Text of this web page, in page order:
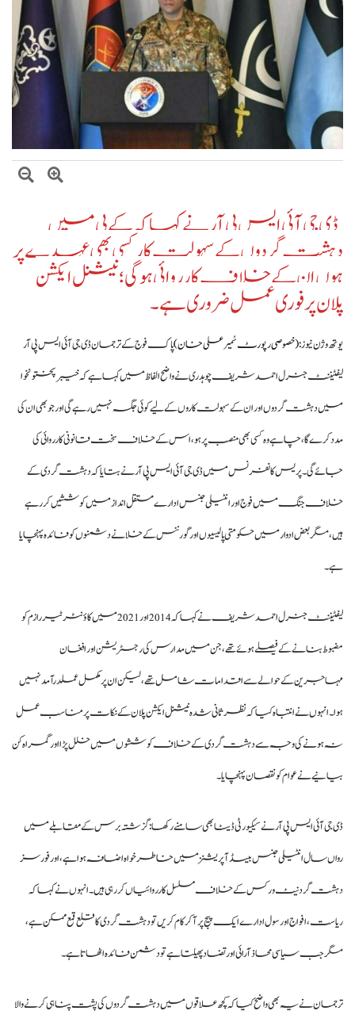
حکومت کا پیٹرولیم مصنوعات کی قیمتوں میں کمی کا اعلان اطلاق 7 اگست سے ہوگا
ڈی جی آئی ایس پی آر نے کہا کہ کے پی میں
دہشت گردوں کے سہولت کار کسی بھی عہدے پر
ہوں ان کے خلاف کارروائی ہوگی؛ نیشنل ایکشن
پلان پر فوری عمل ضروری ہے۔
یو‌ تھ وژن نیوز:( خصوصی رپورٹ سُمیر علی خان )پاک فوج کے ترجمان ڈی جی آئی ایس پی آر
لیفٹیننٹ جنرل احمد شریف چوہدری نے واضح الفاظ میں کہا ہے کہ خیبرپختونخوا
میں دہشت گردوں اور ان کے سہولت کاروں کے لیے کوئی جگہ نہیں رہے گی اور جو بھی ان کی
مدد کرے گا، چاہے وہ کسی بھی منصب پر ہو، اس کے خلاف سخت قانونی کارروائی کی
جائے گی۔ پریس کانفرنس میں ڈی جی آئی ایس پی آر نے بتایا کہ دہشت گردی کے
خلاف جنگ میں فوج اور انٹیلی جنس ادارے مستقل انداز میں کوششیں کر رہے
ہیں، مگر بعض ادوار میں حکومتی پالیسیوں اور گورننس کے خلا نے دشمنوں کو فائدہ پہنچایا
ہے۔
لیفٹیننٹ جنرل احمد شریف نے کہا کہ 2014 اور 2021 میں کاؤنٹر ٹیررازم کو
مضبوط بنانے کے فیصلے ہوئے تھے، جن میں مدارس کی رجسٹریشن اور افغان
مہاجرین کے حوالے سے اقدامات شامل تھے، لیکن ان پر مکمل عملدرآمد نہیں
ہوا۔ انہوں نے انتباہ کیا کہ نظرثانی شدہ نیشنل ایکشن پلان کے نکات پر مناسب عمل
نہ ہونے کی وجہ سے دہشت گردی کے خلاف کوششوں میں خلل پڑا اور گمراہ کن
بیانیے نے عوام کو نقصان پہنچایا۔
ڈی جی آئی ایس پی آر نے سیکیورٹی ڈیٹا بھی سامنے رکھا: گزشتہ برس کے مقابلے میں
رواں سال انٹیلی جنس بیسڈ آپریشنز میں خاطر خواہ اضافہ ہوا ہے، اور فورسز
دہشت گرد نیٹ ورکس کے خلاف مسلسل کارروائیاں کر رہی ہیں۔ انہوں نے کہا کہ
ریاست، افواج اور سول ادارے ایک پیج پر آ کر کام کریں تو دہشت گردی کا قلع قمع ممکن ہے،
مگر جب سیاسی محاذ آرائی اور تضاد پھیلتا ہے تو دشمن فائدہ اٹھاتا ہے۔
ترجمان نے یہ بھی واضح کیا کہ کچھ علاقوں میں دہشت گردوں کی پشت پناہی کرنے والا